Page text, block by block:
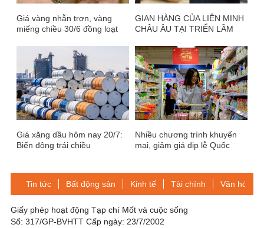
Giá vàng nhẫn trơn, vàng
miếng chiều 30/6 đồng loạt
GIAN HÀNG CỦA LIÊN MINH
CHÂU ÂU TẠI TRIỂN LÃM
(TRIỂN LÃM QUỐC TẾ LỚN
NHẤT NGÀNH CÔNG
NGHIỆP THỰC PHẨM VIỆT
NAM NĂM 2024) ĐANG
TRƯNG BÀY SỰ XUẤT SẮC
VỀ THỰC PHẨM CỦA EU
Giá xăng dầu hôm nay 20/7:
Biến động trái chiều
Nhiều chương trình khuyến
mại, giảm giá dịp lễ Quốc
Tin tức Bất động sản Kinh tế Tài chính Văn hóa-
Giấy phép hoạt động Tạp chí Mốt và cuộc sống
Số: 317/GP-BVHTT Cấp ngày: 23/7/2002